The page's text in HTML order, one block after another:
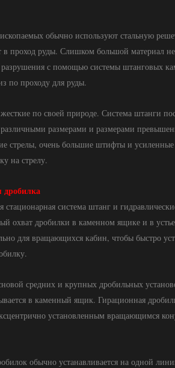
обычно используют стальную
проход руды. Слишком большой материал
с помощью системы штанговых
по проходу для руды.
по своей природе. Система штанги
различными размерами и размерами
стрелы, очень большие штифты и
на стрелу.
дробилка
система штанг и
охват дробилки в каменном ящике и в
для вращающихся кабин, чтобы быстро
средних и крупных дробильных
в каменный ящик. Гирационная
установленным вращающимся
обычно устанавливается на одной